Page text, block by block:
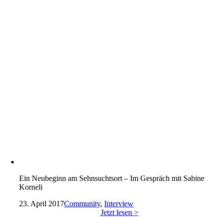
Ein Neubeginn am Sehnsuchtsort – Im Gespräch mit Sabine
Korneli
23. April 2017Community,Interview
Jetzt lesen >